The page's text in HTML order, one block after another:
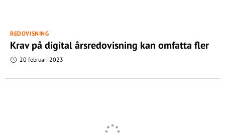
REDOVISNING
Krav på digital årsredovisning kan omfatta fler
20 februari 2023